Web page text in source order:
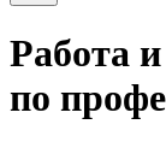
Работа
по